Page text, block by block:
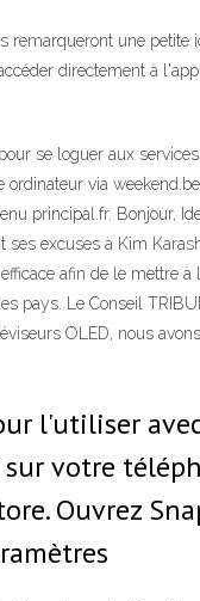
une petite
directement à
se loguer aux
via
principal.fr. Bonjour,
excuses à Kim
afin de le mettre
pays. Le Conseil
OLED, nous
l'utiliser
votre
Ouvrez